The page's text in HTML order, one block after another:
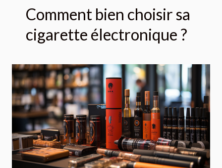
Comment bien choisir sa
cigarette électronique ?